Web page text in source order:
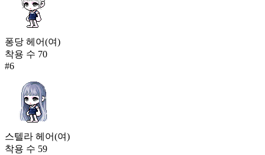
퐁당 헤어(여)
착용 수 70
#6
스텔라 헤어(여)
착용 수 59